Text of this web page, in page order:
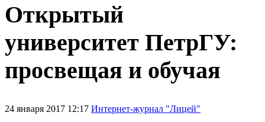
Открытый
университет ПетрГУ:
просвещая и обучая
24 января 2017 12:17 Интернет-журнал "Лицей"